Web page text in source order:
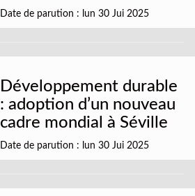
Date de parution : lun 30 Jui 2025
Développement durable
: adoption d’un nouveau
cadre mondial à Séville
Date de parution : lun 30 Jui 2025